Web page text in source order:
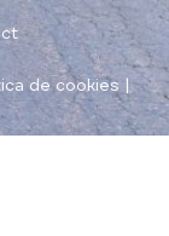
de cookies |